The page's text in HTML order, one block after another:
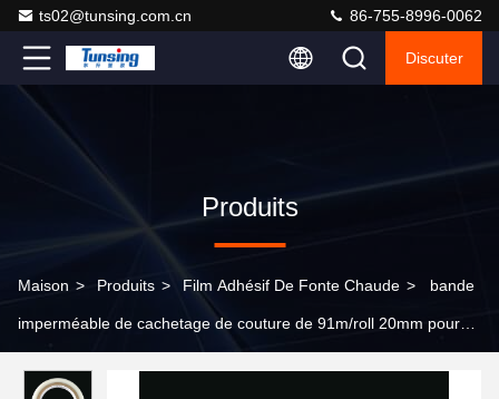
ts02@tunsing.com.cn 86-755-8996-0062
Discuter
Produits
Maison > Produits > Film Adhésif De Fonte Chaude > bande
imperméable de cachetage de couture de 91m/roll 20mm pour